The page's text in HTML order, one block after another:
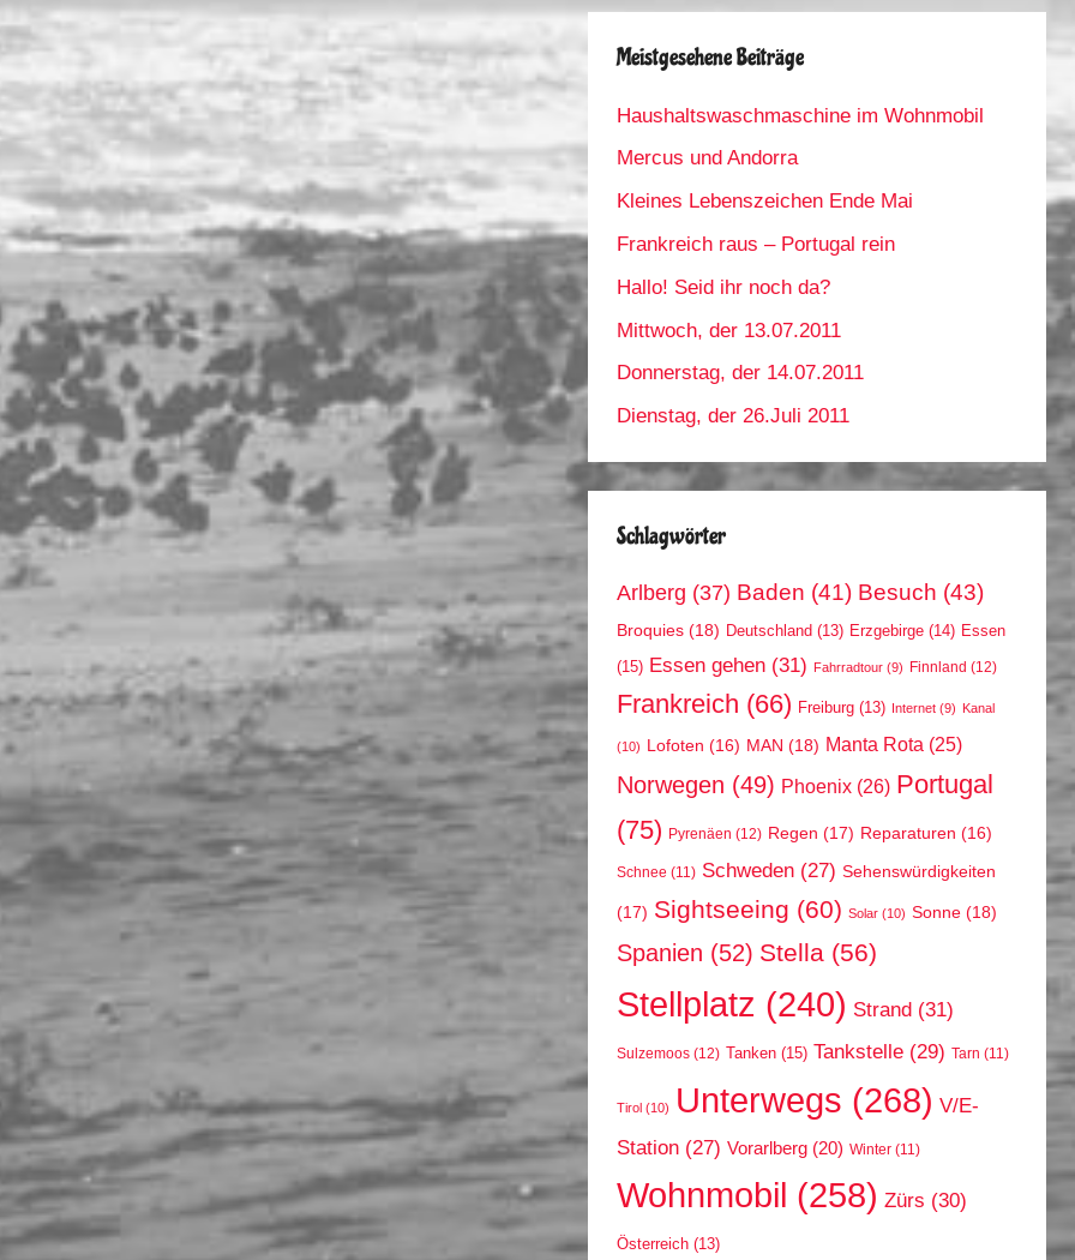
Meistgesehene Beiträge
Haushaltswaschmaschine im Wohnmobil
Mercus und Andorra
Kleines Lebenszeichen Ende Mai
Frankreich raus – Portugal rein
Hallo! Seid ihr noch da?
Mittwoch, der 13.07.2011
Donnerstag, der 14.07.2011
Dienstag, der 26.Juli 2011
Schlagwörter
Arlberg (37) Baden (41) Besuch (43)
Broquies (18) Deutschland (13) Erzgebirge (14) Essen
(15) Essen gehen (31) Fahrradtour (9) Finnland (12)
Frankreich (66) Freiburg (13) Internet (9) Kanal
(10) Lofoten (16) MAN (18) Manta Rota (25)
Norwegen (49) Phoenix (26) Portugal
(75) Pyrenäen (12) Regen (17) Reparaturen (16)
Schnee (11) Schweden (27) Sehenswürdigkeiten
(17) Sightseeing (60) Solar (10) Sonne (18)
Spanien (52) Stella (56)
Stellplatz (240) Strand (31)
Sulzemoos (12) Tanken (15) Tankstelle (29) Tarn (11)
Tirol (10) Unterwegs (268) V/E-
Station (27) Vorarlberg (20) Winter (11)
Wohnmobil (258) Zürs (30)
Österreich (13)